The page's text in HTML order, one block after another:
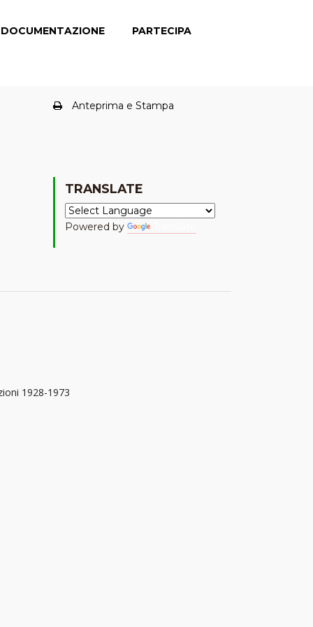
DOCUMENTAZIONE PARTECIPA
Anteprima e Stampa
TRANSLATE
Powered by
1928-1973